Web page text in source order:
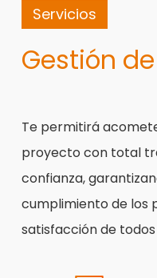
Servicios
Gestión
Te permitirá
proyecto con total
confianza,
cumplimiento de los
satisfacción de